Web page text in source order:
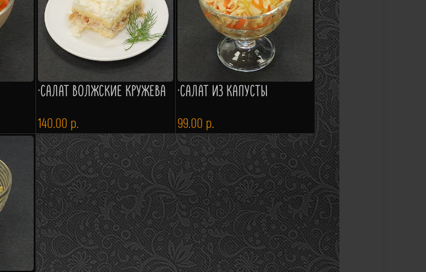
·САЛАТ ВОЛЖСКИЕ КРУЖЕВА
140.00 р.
·САЛАТ ИЗ КАПУСТЫ
99.00 р.